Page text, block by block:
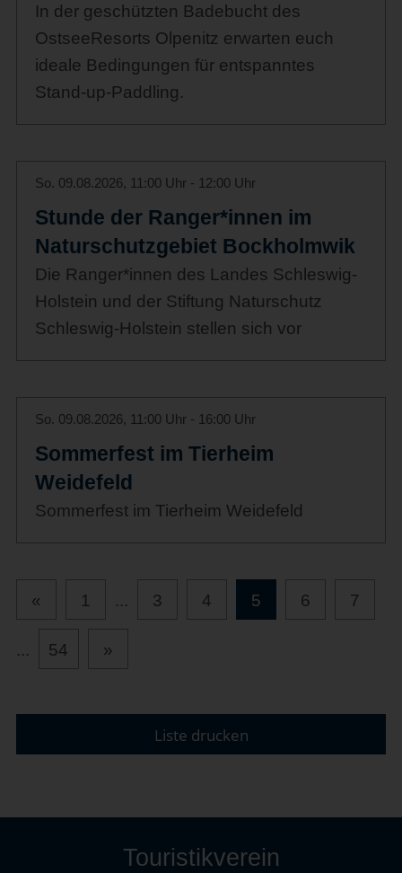
In der geschützten Badebucht des
OstseeResorts Olpenitz erwarten euch
ideale Bedingungen für entspanntes
Stand-up-Paddling.
So. 09.08.2026, 11:00 Uhr - 12:00 Uhr
Stunde der Ranger*innen im
Naturschutzgebiet Bockholmwik
Die Ranger*innen des Landes Schleswig-
Holstein und der Stiftung Naturschutz
Schleswig-Holstein stellen sich vor
So. 09.08.2026, 11:00 Uhr - 16:00 Uhr
Sommerfest im Tierheim
Weidefeld
Sommerfest im Tierheim Weidefeld
« 1 ... 3 4 5 6 7
... 54 »
Liste drucken
Touristikverein